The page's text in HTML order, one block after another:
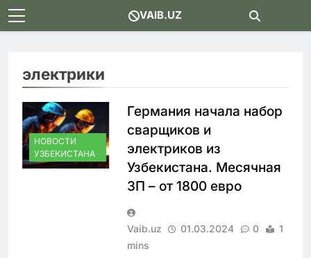
Skip
to
VAIB.UZ
электрики
НОВОСТИ
УЗБЕКИСТАНА
Германия начала набор
сварщиков и
электриков из
Узбекистана. Месячная
ЗП – от 1800 евро
Vaib.uz 01.03.2024 0
1
mins